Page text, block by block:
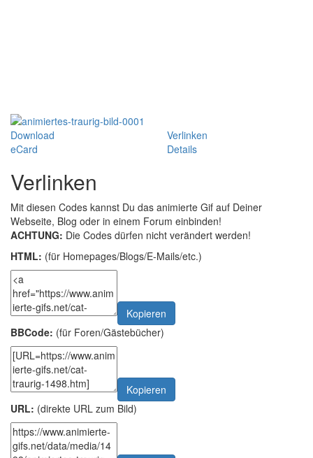
Download
Verlinken
eCard
Details
Verlinken
Mit diesen Codes kannst Du das animierte Gif auf Deiner
Webseite, Blog oder in einem Forum einbinden!
ACHTUNG: Die Codes dürfen nicht verändert werden!
HTML: (für Homepages/Blogs/E-Mails/etc.)
Kopieren
BBCode: (für Foren/Gästebücher)
Kopieren
URL: (direkte URL zum Bild)